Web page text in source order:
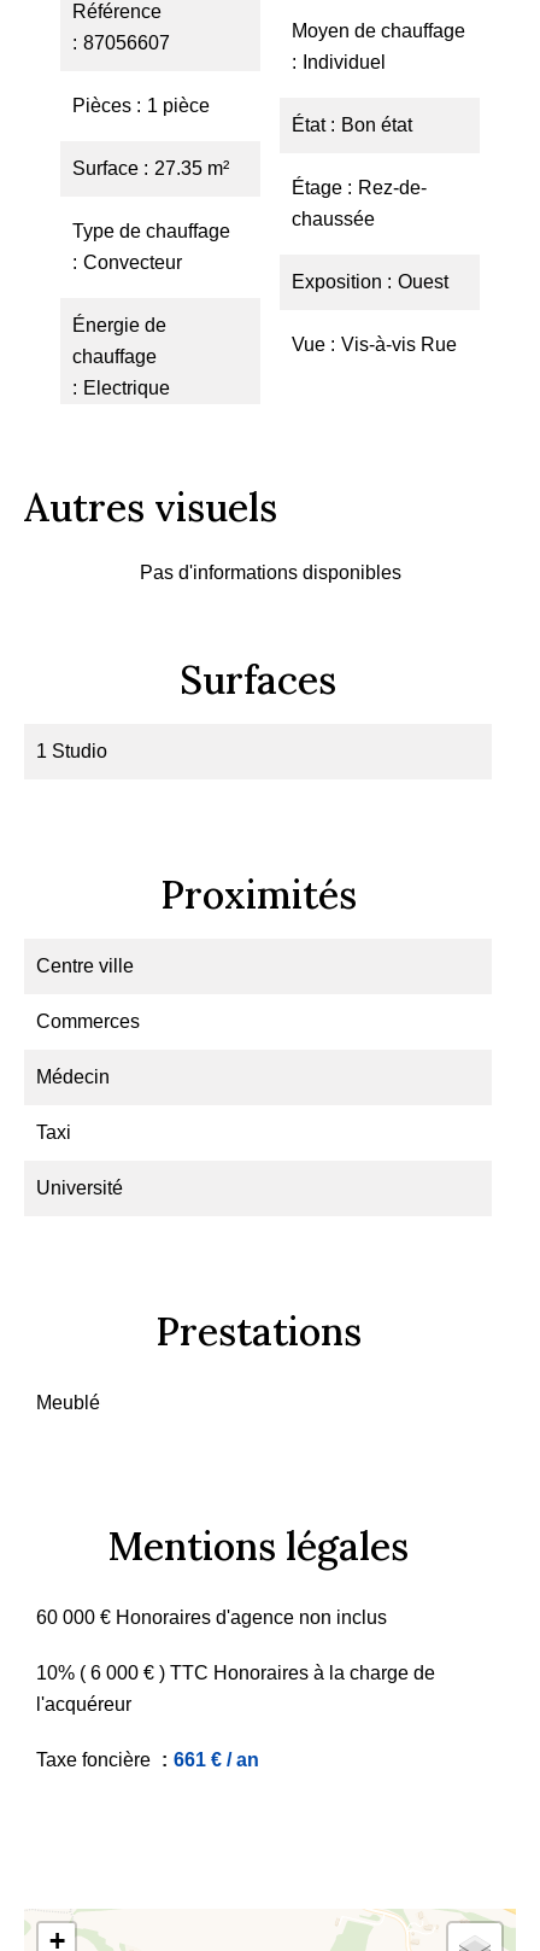
Référence
87056607
Pièces 1 pièce
Surface 27.35 m²
Type de chauffage
Convecteur
Énergie de
chauffage
Electrique
Moyen de chauffage
Individuel
État Bon état
Étage
Rez-de-
chaussée
Exposition Ouest
Vue Vis-à-vis Rue
Autres visuels
Pas d'informations disponibles
Surfaces
1 Studio
Proximités
Centre ville
Commerces
Médecin
Taxi
Université
Prestations
Meublé
Mentions légales
60 000 € Honoraires d'agence non inclus
10% ( 6 000 € ) TTC Honoraires à la charge de
l'acquéreur
Taxe foncière 661 € / an
+